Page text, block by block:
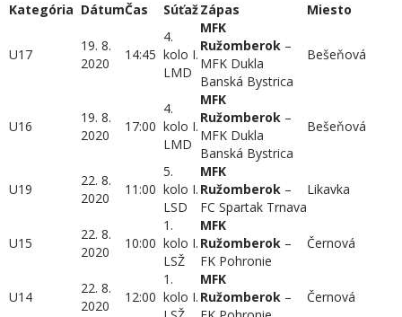
Kategória DátumČas SúťažZápas Miesto
U17
19. 8.
2020
14:45
4.
kolo I.
LMD
MFK
Ružomberok –
MFK Dukla
Banská Bystrica
Bešeňová
U16
19. 8.
2020
17:00
4.
kolo I.
LMD
MFK
Ružomberok –
MFK Dukla
Banská Bystrica
Bešeňová
U19
22. 8.
2020
11:00
5.
kolo I.
LSD
MFK
Ružomberok –
FC Spartak Trnava
Likavka
U15
22. 8.
2020
10:00
1.
kolo I.
LSŽ
MFK
Ružomberok –
FK Pohronie
Černová
U14
22. 8.
2020
12:00
1.
kolo I.
MFK
Ružomberok –
Černová